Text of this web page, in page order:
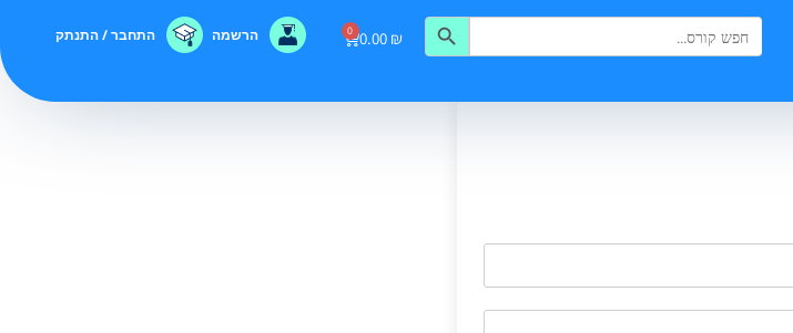
Search
for:
Search Button
0.00 ₪
0 הרשמה התחבר / התנתק